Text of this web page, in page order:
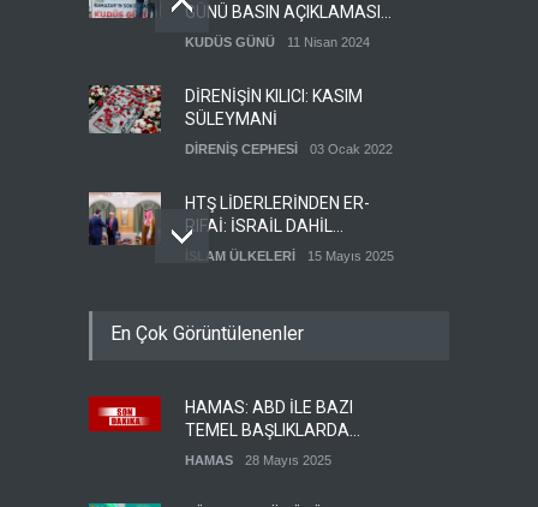
GÜNÜ BASIN AÇIKLAMASI
(VİDEO-FOTO)
KUDÜS GÜNÜ 11 Nisan 2024
DİRENİŞİN KILICI: KASIM
SÜLEYMANİ
DİRENİŞ CEPHESİ 03 Ocak 2022
HTŞ LİDERLERİNDEN ER-
RIFAİ: İSRAİL DAHİL
HERKESLE BARIŞ
İSLAM ÜLKELERİ 15 Mayıs 2025
TEMSİLCİSİ EBU
İŞGALCİ İSRAİL ORDUSU
YEDEK ASKERLERİ GÖREVE
ÇAĞIRDI
SİYONİST REJİM 27 Mayıs 2025
En Çok Görüntülenenler
HAMAS: ABD İLE BAZI
TEMEL BAŞLIKLARDA
MUTABAKATA VARDIK
HAMAS 28 Mayıs 2025